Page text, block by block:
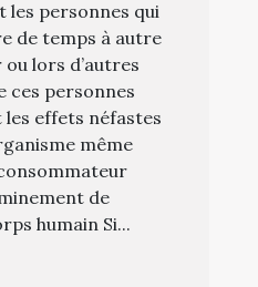
les personnes qui
de temps à autre
lors d’autres
ces personnes
effets néfastes
même
de
humain Si...